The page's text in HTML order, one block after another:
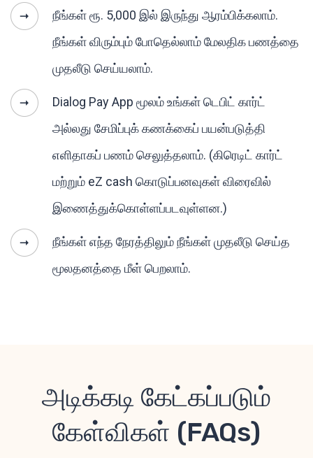
நீங்கள் ரூ. 5,000 இல் இருந்து ஆரம்பிக்கலாம்.
நீங்கள் விரும்பும் போதெல்லாம் மேலதிக பணத்தை
முதலீடு செய்யலாம்.
Dialog Pay App மூலம் உங்கள் டெபிட் கார்ட்
அல்லது சேமிப்புக் கணக்கைப் பயன்படுத்தி
எளிதாகப் பணம் செலுத்தலாம். (கிரெடிட் கார்ட்
மற்றும் eZ cash கொடுப்பனவுகள் விரைவில்
இணைத்துக்கொள்ளப்படவுள்ளன.)
நீங்கள் எந்த நேரத்திலும் நீங்கள் முதலீடு செய்த
மூலதனத்தை மீள் பெறலாம்.
அடிக்கடி கேட்கப்படும்
கேள்விகள் (FAQs)